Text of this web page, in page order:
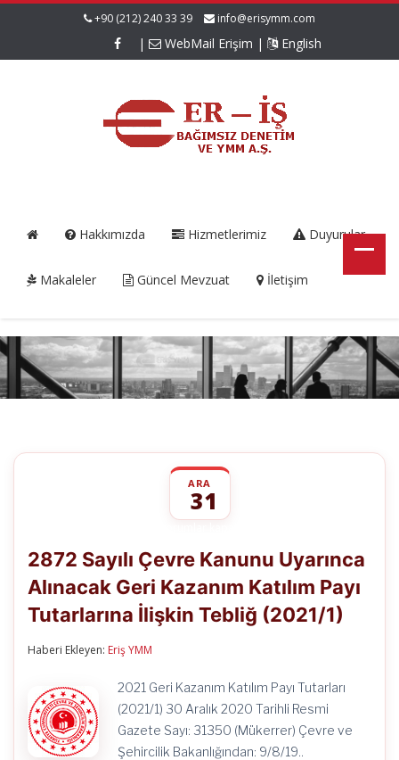
+90 (212) 240 33 39 info@erisymm.com
| WebMail Erişim | English
Hakkımızda Hizmetlerimiz Duyurular
Makaleler Güncel Mevzuat İletişim
ARA
31
Çevre
Kanunu
Uyarınca
Geri
İlişkin
Tebliğ
(2021/1)
için
2872 Sayılı Çevre Kanunu Uyarınca
Alınacak Geri Kazanım Katılım Payı
Tutarlarına İlişkin Tebliğ (2021/1)
Haberi Ekleyen: Eriş YMM
2021 Geri Kazanım Katılım Payı Tutarları
(2021/1) 30 Aralık 2020 Tarihli Resmi
Gazete Sayı: 31350 (Mükerrer) Çevre ve
Şehircilik Bakanlığından: 9/8/19..